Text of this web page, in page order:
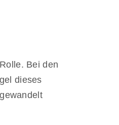
Bei den
dieses